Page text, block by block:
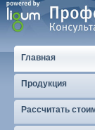
Главная
Продукция
Рассчитать